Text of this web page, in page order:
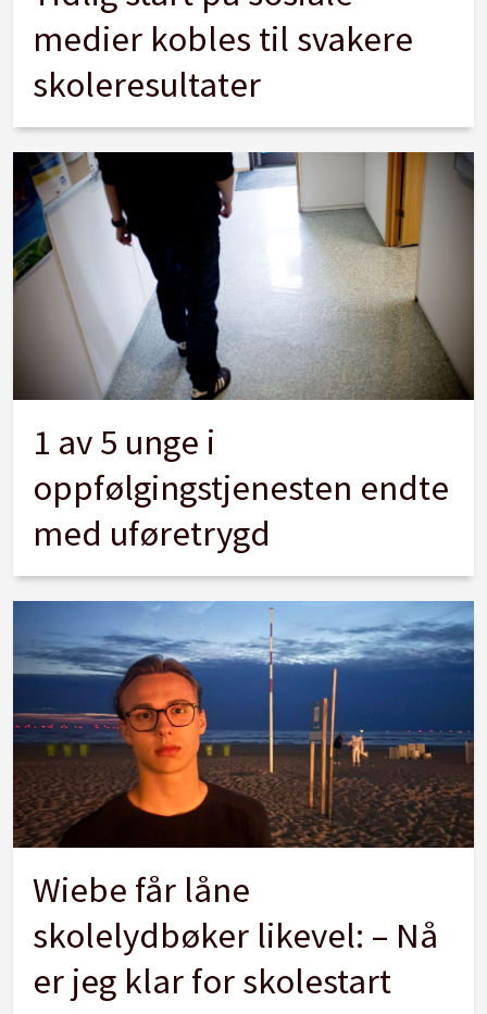
medier kobles til svakere
skoleresultater
1 av 5 unge i
oppfølgingstjenesten endte
med uføretrygd
Wiebe får låne
skolelydbøker likevel: – Nå
er jeg klar for skolestart